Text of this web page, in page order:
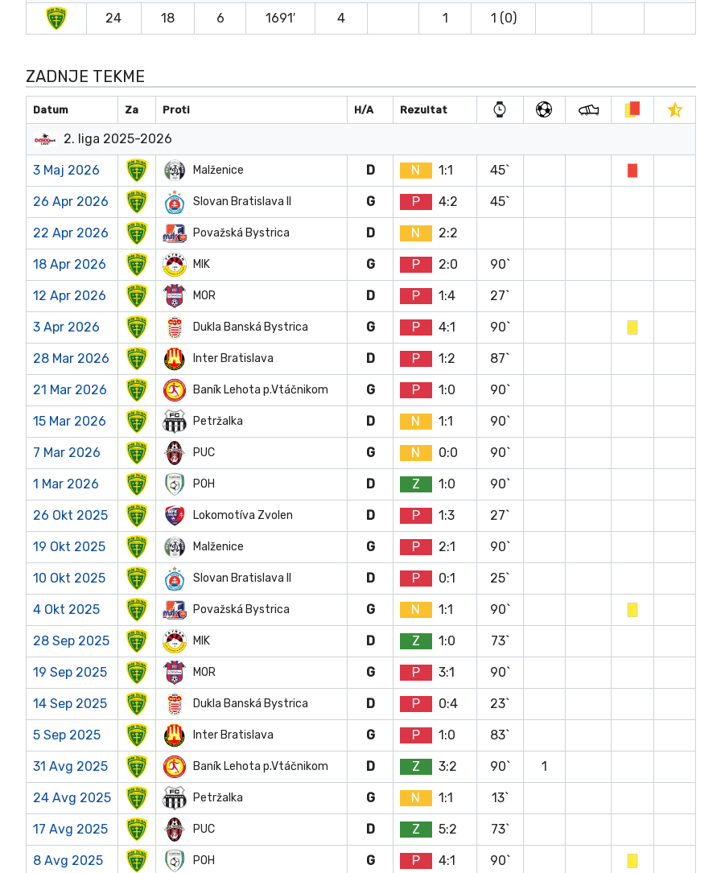
24 18 6 1691′ 4 1 1 (0)
ZADNJE TEKME
Datum Za Proti H/A Rezultat
2. liga 2025-2026
3 Maj 2026 Malženice D N 1:1 45`
26 Apr 2026 Slovan Bratislava II G P 4:2 45`
22 Apr 2026 Považská Bystrica D N 2:2
18 Apr 2026 MIK G P 2:0 90`
12 Apr 2026 MOR D P 1:4 27`
3 Apr 2026 Dukla Banská Bystrica G P 4:1 90`
28 Mar 2026 Inter Bratislava D P 1:2 87`
21 Mar 2026 Baník Lehota p.Vtáčnikom G P 1:0 90`
15 Mar 2026 Petržalka D N 1:1 90`
7 Mar 2026 PUC G N 0:0 90`
1 Mar 2026 POH D Z 1:0 90`
26 Okt 2025 Lokomotíva Zvolen D P 1:3 27`
19 Okt 2025 Malženice G P 2:1 90`
10 Okt 2025 Slovan Bratislava II D P 0:1 25`
4 Okt 2025 Považská Bystrica G N 1:1 90`
28 Sep 2025 MIK D Z 1:0 73`
19 Sep 2025 MOR G P 3:1 90`
14 Sep 2025 Dukla Banská Bystrica D P 0:4 23`
5 Sep 2025 Inter Bratislava G P 1:0 83`
31 Avg 2025 Baník Lehota p.Vtáčnikom D Z 3:2 90` 1
24 Avg 2025 Petržalka G N 1:1 13`
17 Avg 2025 PUC D Z 5:2 73`
8 Avg 2025 POH G P 4:1 90`